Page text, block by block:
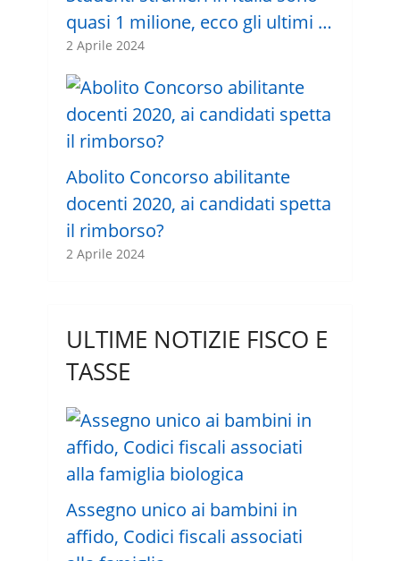
quasi 1 milione, ecco gli ultimi …
2 Aprile 2024
Abolito Concorso abilitante
docenti 2020, ai candidati spetta
il rimborso?
2 Aprile 2024
ULTIME NOTIZIE FISCO E
TASSE
Assegno unico ai bambini in
affido, Codici fiscali associati